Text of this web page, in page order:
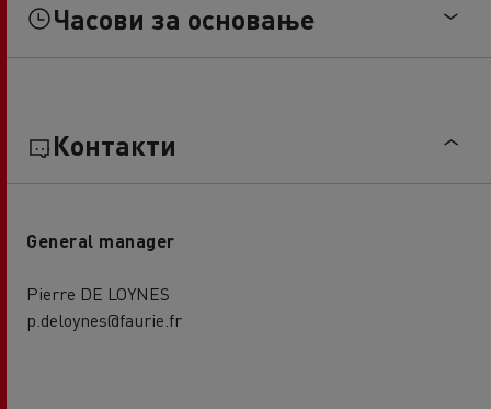
Часови за основање
Контакти
General manager
Pierre DE LOYNES
p.deloynes@faurie.fr